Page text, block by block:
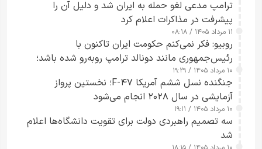
ترامپ مدعی لغو حمله به ایران شد و دلیل آن را
پیشرفت در مذاکرات اعلام کرد
۱۱ مرداد ۱۴۰۵ / ۰۸:۱۸
روبیو: فکر نمی‌کنم حکومت ایران تاکنون با
رئیس‌جمهوری مانند دونالد ترامپ روبه‌رو شده باشد؛
کسی که واقعاً دست به اقدام می‌زند
۱۰ مرداد ۱۴۰۵ / ۱۹:۲۹
جنگنده نسل ششم آمریکا F-۴۷؛ نخستین پرواز
آزمایشی در سال ۲۰۲۸ انجام می‌شود
۱۰ مرداد ۱۴۰۵ / ۱۹:۱۱
سه تصمیم راهبردی دولت برای تقویت دانشگاه‌ها اعلام
شد